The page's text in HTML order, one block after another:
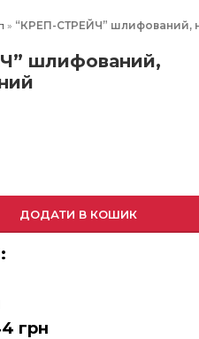
» “КРЕП-СТРЕЙЧ” шлифований,
шлифований,
ДОДАТИ В КОШИК
грн